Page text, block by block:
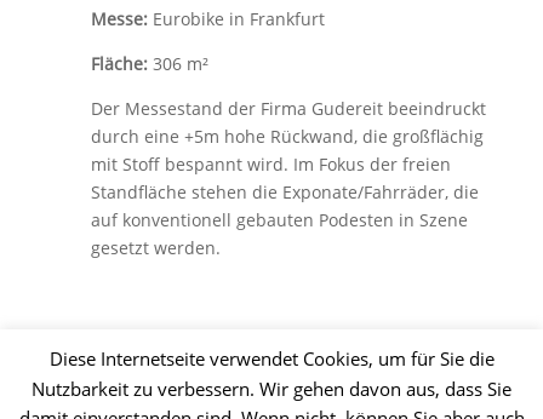
Messe:Eurobike in Frankfurt
Fläche: 306 m²
Der Messestand der Firma Gudereit beeindruckt
durch eine +5m hohe Rückwand, die großflächig
mit Stoff bespannt wird. Im Fokus der freien
Standfläche stehen die Exponate/Fahrräder, die
auf konventionell gebauten Podesten in Szene
gesetzt werden.
Zur Übersicht
Diese Internetseite verwendet Cookies, um für Sie die
Nutzbarkeit zu verbessern. Wir gehen davon aus, dass Sie